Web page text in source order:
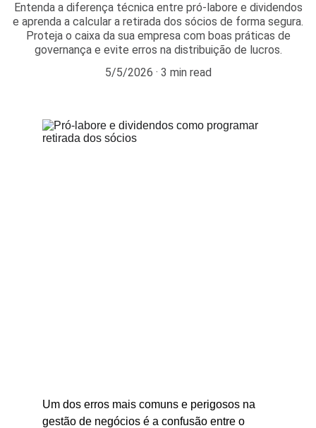
Entenda a diferença técnica entre pró-labore e dividendos
e aprenda a calcular a retirada dos sócios de forma segura.
Proteja o caixa da sua empresa com boas práticas de
governança e evite erros na distribuição de lucros.
5/5/2026
3 min read
Um dos erros mais comuns e perigosos na
gestão de negócios é a confusão entre o